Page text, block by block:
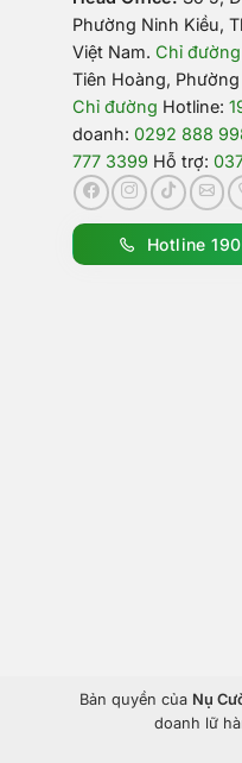
Phường Ninh Kiều,
Việt Nam. Chỉ đường
Tiên Hoàng,
Chỉ đường Hotline:
doanh: 0292 888
777 3399 Hỗ trợ:
Hotline
Bản quyền của Nụ
doanh lữ